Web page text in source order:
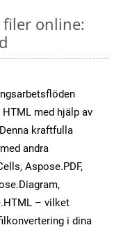
filer online:
med hjälp av
kraftfulla
andra
Aspose.PDF,
– vilket
i dina